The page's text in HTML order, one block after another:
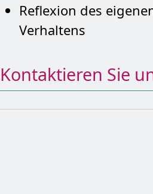
Reflexion des
Verhaltens
Kontaktieren Sie